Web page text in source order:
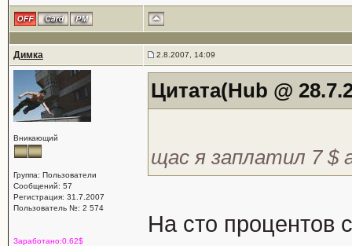
Димка 2.8.2007, 14:09
Вникающий
Группа: Пользователи
Сообщений: 57
Регистрация: 31.7.2007
Пользователь №: 2 574
Заработано:0.62$
Цитата(Hub @
щас я заплатил 7 $
На сто процентов